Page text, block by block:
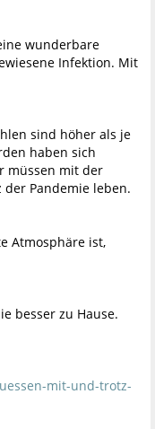
wunderbare
Infektion. Mit
sind höher als je
haben sich
müssen mit der
Pandemie leben.
Atmosphäre ist,
besser zu Hause.
mit-und-trotz-